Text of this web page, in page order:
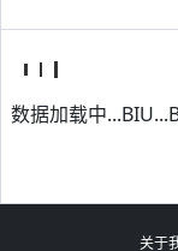
数据加载中
关于